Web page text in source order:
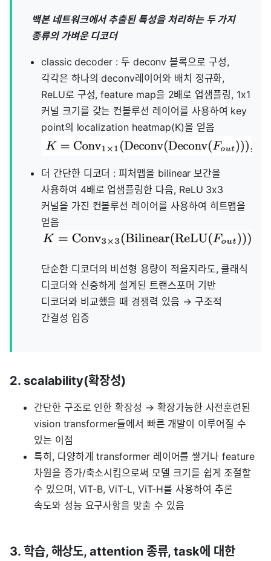
백본 네트워크에서 추출된 특성을 처리하는 두 가지
종류의 가벼운 디코더
classic decoder : 두 deconv 블록으로 구성,
각각은 하나의 deconv레이어와 배치 정규화,
ReLU로 구성, feature map을 2배로 업샘플링, 1x1
커널 크기를 갖는 컨볼루션 레이어를 사용하여 key
point의 localization heatmap(K)을 얻음
더 간단한 디코더 : 피처맵을 bilinear 보간을
사용하여 4배로 업샘플링한 다음, ReLU 3x3
커널을 가진 컨볼루션 레이어를 사용하여 히트맵을
얻음
단순한 디코더의 비선형 용량이 적을지라도, 클래식
디코더와 신중하게 설계된 트랜스포머 기반
디코더와 비교했을 때 경쟁력 있음 → 구조적
간결성 입증
2. scalability(확장성)
간단한 구조로 인한 확장성 → 확장가능한 사전훈련된
vision transformer들에서 빠른 개발이 이루어질 수
있는 이점
특히, 다양하게 transformer 레이어를 쌓거나 feature
차원을 증가/축소시킴으로써 모델 크기를 쉽게 조절할
수 있으며, ViT-B, ViT-L, ViT-H를 사용하여 추론
속도와 성능 요구사항을 맞출 수 있음
3. 학습, 해상도, attention 종류, task에 대한